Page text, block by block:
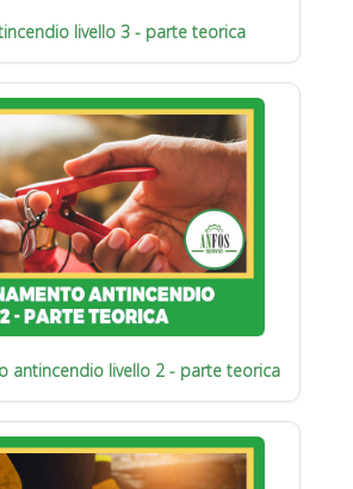
livello 3 - parte teorica
antincendio livello 2 - parte teorica